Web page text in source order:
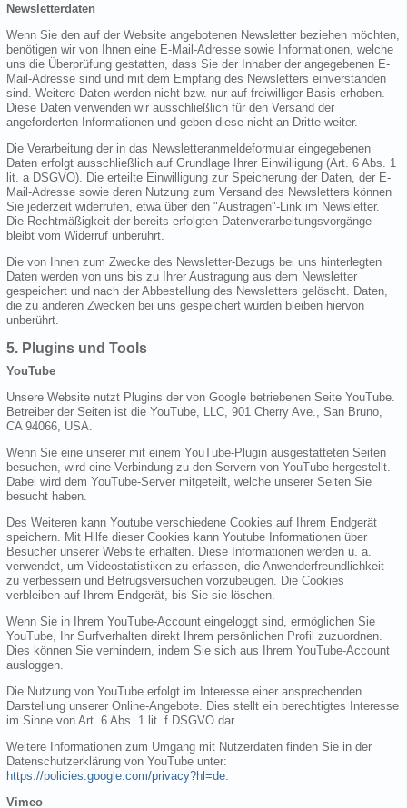
Newsletterdaten
Wenn Sie den auf der Website angebotenen Newsletter beziehen möchten,
benötigen wir von Ihnen eine E-Mail-Adresse sowie Informationen, welche
uns die Überprüfung gestatten, dass Sie der Inhaber der angegebenen E-
Mail-Adresse sind und mit dem Empfang des Newsletters einverstanden
sind. Weitere Daten werden nicht bzw. nur auf freiwilliger Basis erhoben.
Diese Daten verwenden wir ausschließlich für den Versand der
angeforderten Informationen und geben diese nicht an Dritte weiter.
Die Verarbeitung der in das Newsletteranmeldeformular eingegebenen
Daten erfolgt ausschließlich auf Grundlage Ihrer Einwilligung (Art. 6 Abs. 1
lit. a DSGVO). Die erteilte Einwilligung zur Speicherung der Daten, der E-
Mail-Adresse sowie deren Nutzung zum Versand des Newsletters können
Sie jederzeit widerrufen, etwa über den "Austragen"-Link im Newsletter.
Die Rechtmäßigkeit der bereits erfolgten Datenverarbeitungsvorgänge
bleibt vom Widerruf unberührt.
Die von Ihnen zum Zwecke des Newsletter-Bezugs bei uns hinterlegten
Daten werden von uns bis zu Ihrer Austragung aus dem Newsletter
gespeichert und nach der Abbestellung des Newsletters gelöscht. Daten,
die zu anderen Zwecken bei uns gespeichert wurden bleiben hiervon
unberührt.
5. Plugins und Tools
YouTube
Unsere Website nutzt Plugins der von Google betriebenen Seite YouTube.
Betreiber der Seiten ist die YouTube, LLC, 901 Cherry Ave., San Bruno,
CA 94066, USA.
Wenn Sie eine unserer mit einem YouTube-Plugin ausgestatteten Seiten
besuchen, wird eine Verbindung zu den Servern von YouTube hergestellt.
Dabei wird dem YouTube-Server mitgeteilt, welche unserer Seiten Sie
besucht haben.
Des Weiteren kann Youtube verschiedene Cookies auf Ihrem Endgerät
speichern. Mit Hilfe dieser Cookies kann Youtube Informationen über
Besucher unserer Website erhalten. Diese Informationen werden u. a.
verwendet, um Videostatistiken zu erfassen, die Anwenderfreundlichkeit
zu verbessern und Betrugsversuchen vorzubeugen. Die Cookies
verbleiben auf Ihrem Endgerät, bis Sie sie löschen.
Wenn Sie in Ihrem YouTube-Account eingeloggt sind, ermöglichen Sie
YouTube, Ihr Surfverhalten direkt Ihrem persönlichen Profil zuzuordnen.
Dies können Sie verhindern, indem Sie sich aus Ihrem YouTube-Account
ausloggen.
Die Nutzung von YouTube erfolgt im Interesse einer ansprechenden
Darstellung unserer Online-Angebote. Dies stellt ein berechtigtes Interesse
im Sinne von Art. 6 Abs. 1 lit. f DSGVO dar.
Weitere Informationen zum Umgang mit Nutzerdaten finden Sie in der
Datenschutzerklärung von YouTube unter:
https://policies.google.com/privacy?hl=de
Vimeo